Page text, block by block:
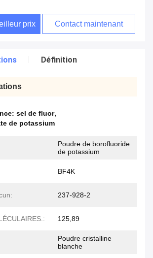
prix Contact maintenant
Définition
sel de fluor,
de potassium
Poudre de borofluoride
de potassium
BF4K
237-928-2
125,89
Poudre cristalline
blanche